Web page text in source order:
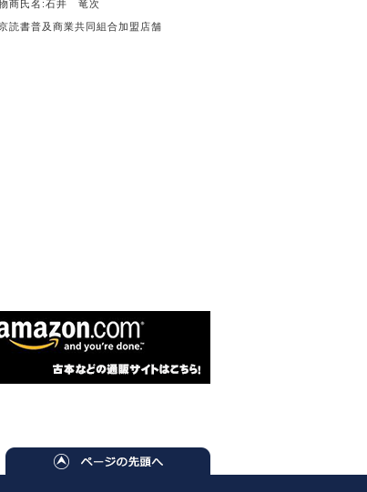
商氏名:石井 竜次
読書普及商業共同組合加盟店舗